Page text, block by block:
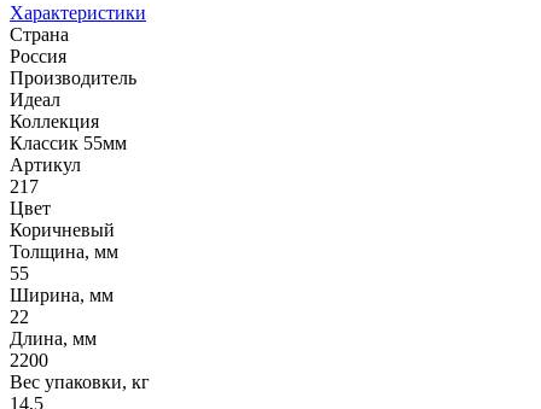
Характеристики
Страна
Россия
Производитель
Идеал
Коллекция
Классик 55мм
Артикул
217
Цвет
Коричневый
Толщина, мм
55
Ширина, мм
22
Длина, мм
2200
Вес упаковки, кг
14,5